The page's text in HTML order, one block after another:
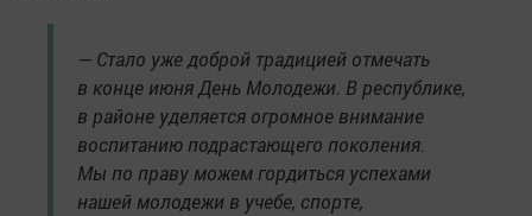
— Стало уже доброй традицией отмечать
в конце июня День Молодежи. В республике,
в районе уделяется огромное внимание
воспитанию подрастающего поколения.
Мы по праву можем гордиться успехами
нашей молодежи в учебе, спорте,